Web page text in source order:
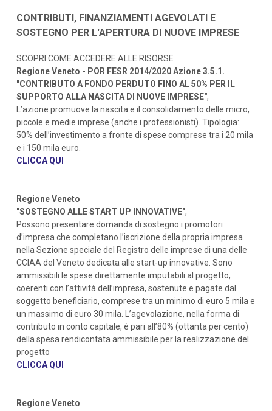
CONTRIBUTI, FINANZIAMENTI AGEVOLATI E
SOSTEGNO PER L'APERTURA DI NUOVE IMPRESE
SCOPRI COME ACCEDERE ALLE RISORSE
Regione Veneto - POR FESR 2014/2020 Azione 3.5.1.
"CONTRIBUTO A FONDO PERDUTO FINO AL 50% PER IL
SUPPORTO ALLA NASCITA DI NUOVE IMPRESE",
L’azione promuove la nascita e il consolidamento delle micro,
piccole e medie imprese (anche i professionisti). Tipologia:
50% dell’investimento a fronte di spese comprese tra i 20 mila
e i 150 mila euro.
CLICCA QUI
Regione Veneto
"SOSTEGNO ALLE START UP INNOVATIVE",
Possono presentare domanda di sostegno i promotori
d’impresa che completano l’iscrizione della propria impresa
nella Sezione speciale del Registro delle imprese di una delle
CCIAA del Veneto dedicata alle start-up innovative. Sono
ammissibili le spese direttamente imputabili al progetto,
coerenti con l’attività dell’impresa, sostenute e pagate dal
soggetto beneficiario, comprese tra un minimo di euro 5 mila e
un massimo di euro 30 mila. L’agevolazione, nella forma di
contributo in conto capitale, è pari all’80% (ottanta per cento)
della spesa rendicontata ammissibile per la realizzazione del
progetto
CLICCA QUI
Regione Veneto